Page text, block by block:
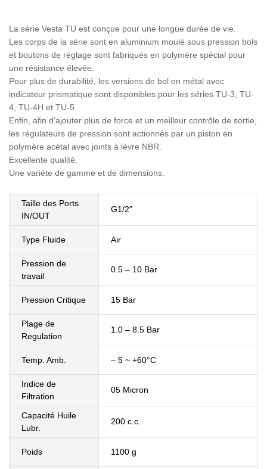
La série Vesta TU est conçue pour une longue durée de vie.
Les corps de la série sont en aluminium moulé sous pression bols
et boutons de réglage sont fabriqués en polymère spécial pour
une résistance élevée.
Pour plus de durabilité, les versions de bol en métal avec
indicateur prismatique sont disponibles pour les séries TU-3, TU-
4, TU-4H et TU-5.
Enfin, afin d’ajouter plus de force et un meilleur contrôle de sortie,
les régulateurs de pression sont actionnés par un piston en
polymère acétal avec joints à lèvre NBR.
Excellente qualité.
Une variéte de gamme et de dimensions.
Taille des Ports
IN/OUT
G1/2”
Type Fluide Air
Pression de
travail
0.5 – 10 Bar
Pression Critique 15 Bar
Plage de
Regulation
1.0 – 8.5 Bar
Temp. Amb. – 5 ~ +60°C
Indice de
Filtration
05 Micron
Capacité Huile
Lubr.
200 c.c.
Poids 1100 g